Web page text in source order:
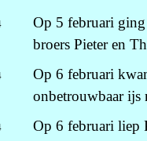
Op 5 februari
broers Pieter en
Op 6 februari
onbetrouwbaar ijs
Op 6 februari liep